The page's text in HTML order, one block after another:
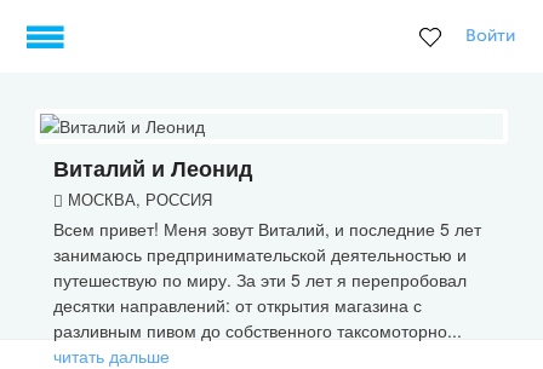
Войти
Виталий и Леонид
МОСКВА, РОССИЯ
Всем привет! Меня зовут Виталий, и последние 5 лет
занимаюсь предпринимательской деятельностью и
путешествую по миру. За эти 5 лет я перепробовал
десятки направлений: от открытия магазина с
разливным пивом до собственного таксомоторно...
читать дальше